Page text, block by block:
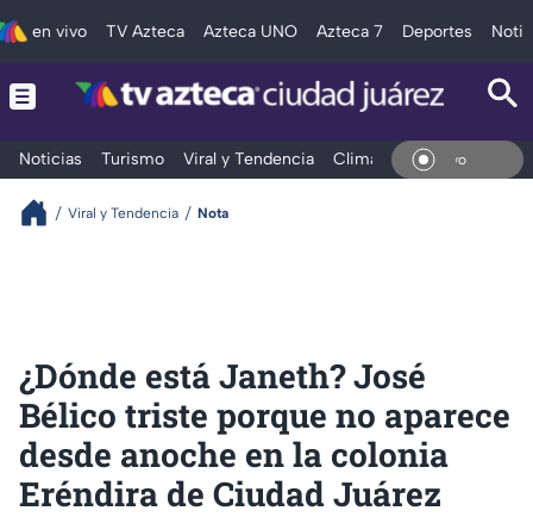
en vivo TV Azteca Azteca UNO Azteca 7 Deportes
Noticias Turismo Viral y Tendencia Clima Deportes En
Viral y Tendencia Nota
¿Dónde está Janeth? José
Bélico triste porque no aparece
desde anoche en la colonia
Eréndira de Ciudad Juárez